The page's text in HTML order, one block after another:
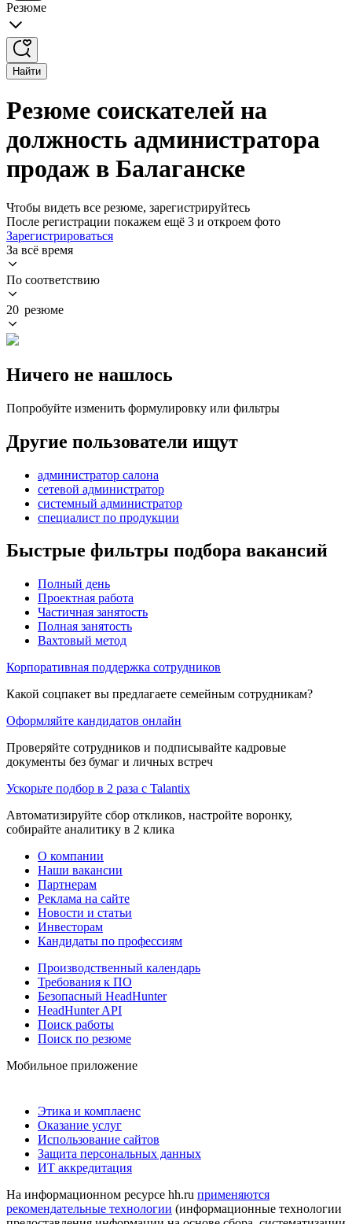
Резюме
Найти
Резюме соискателей на
должность администратора
продаж в Балаганске
Чтобы видеть все резюме, зарегистрируйтесь
После регистрации покажем ещё 3 и откроем фото
Зарегистрироваться
За всё время
По соответствию
20 резюме
Ничего не нашлось
Попробуйте изменить формулировку или фильтры
Другие пользователи ищут
администратор салона
сетевой администратор
системный администратор
специалист по продукции
Быстрые фильтры подбора вакансий
Полный день
Проектная работа
Частичная занятость
Полная занятость
Вахтовый метод
Корпоративная поддержка сотрудников
Какой соцпакет вы предлагаете семейным сотрудникам?
Оформляйте кандидатов онлайн
Проверяйте сотрудников и подписывайте кадровые
документы без бумаг и личных встреч
Ускорьте подбор в 2 раза с Talantix
Автоматизируйте сбор откликов, настройте воронку,
собирайте аналитику в 2 клика
О компании
Наши вакансии
Партнерам
Реклама на сайте
Новости и статьи
Инвесторам
Кандидаты по профессиям
Производственный календарь
Требования к ПО
Безопасный HeadHunter
HeadHunter API
Поиск работы
Поиск по резюме
Мобильное приложение
Этика и комплаенс
Оказание услуг
Использование сайтов
Защита персональных данных
ИТ аккредитация
На информационном ресурсе hh.ru применяются
рекомендательные технологии (информационные технологии